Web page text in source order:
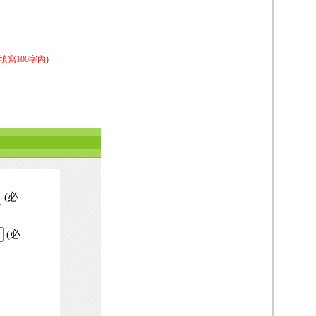
寫100字內)
(必
(必